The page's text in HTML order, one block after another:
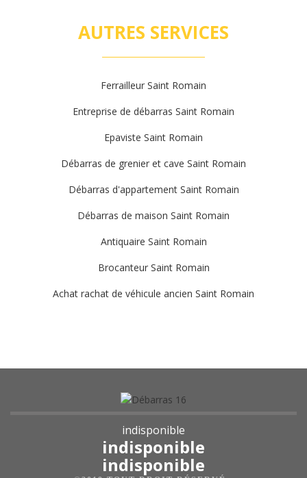
AUTRES SERVICES
Ferrailleur Saint Romain
Entreprise de débarras Saint Romain
Epaviste Saint Romain
Débarras de grenier et cave Saint Romain
Débarras d'appartement Saint Romain
Débarras de maison Saint Romain
Antiquaire Saint Romain
Brocanteur Saint Romain
Achat rachat de véhicule ancien Saint Romain
indisponible
indisponible
indisponible